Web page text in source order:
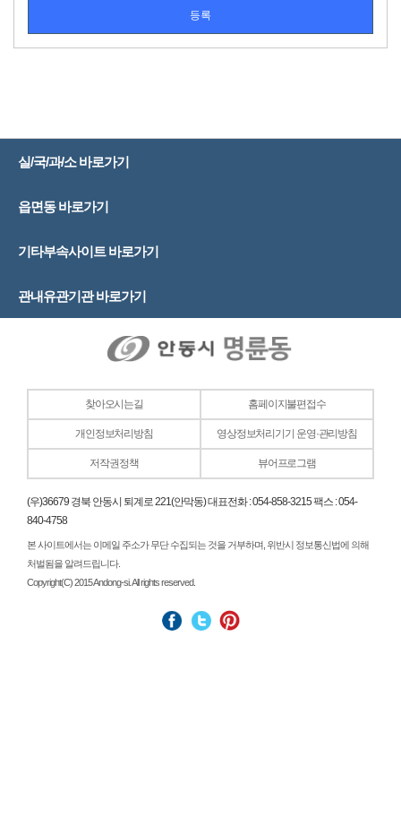
실/국/과/소 바로가기
읍면동 바로가기
기타부속사이트 바로가기
관내유관기관 바로가기
찾아오시는길 홈페이지불편접수
개인정보처리방침 영상정보처리기기 운영·관리방침
저작권정책 뷰어프로그램
(우)36679 경북 안동시 퇴계로 221(안막동) 대표전화 : 054-858-3215 팩스 : 054-
840-4758
본 사이트에서는 이메일 주소가 무단 수집되는 것을 거부하며, 위반시 정보통신법에 의해
처벌됨을 알려드립니다.
Copyright(C) 2015 Andong-si. All rights reserved.